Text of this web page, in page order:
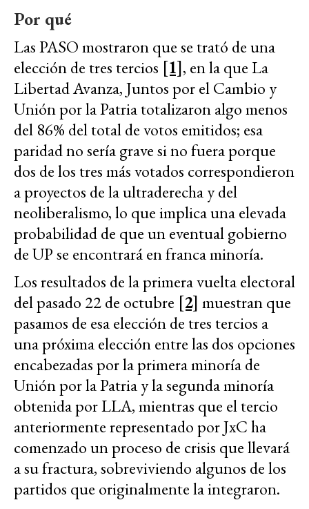
Por qué
Las PASO mostraron que se trató de una
elección de tres tercios [1], en la que La
Libertad Avanza, Juntos por el Cambio y
Unión por la Patria totalizaron algo menos
del 86% del total de votos emitidos; esa
paridad no sería grave si no fuera porque
dos de los tres más votados correspondieron
a proyectos de la ultraderecha y del
neoliberalismo, lo que implica una elevada
probabilidad de que un eventual gobierno
de UP se encontrará en franca minoría.
Los resultados de la primera vuelta electoral
del pasado 22 de octubre [2] muestran que
pasamos de esa elección de tres tercios a
una próxima elección entre las dos opciones
encabezadas por la primera minoría de
Unión por la Patria y la segunda minoría
obtenida por LLA, mientras que el tercio
anteriormente representado por JxC ha
comenzado un proceso de crisis que llevará
a su fractura, sobreviviendo algunos de los
partidos que originalmente la integraron.